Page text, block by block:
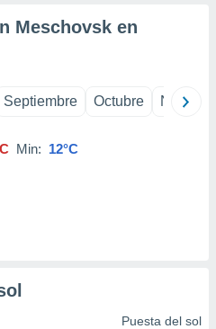
Meschovsk en
Septiembre Octubre
Min: 12°C
Puesta del sol